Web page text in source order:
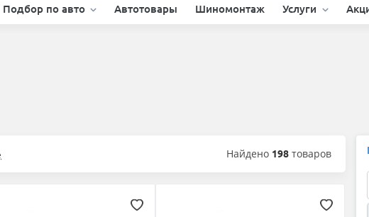
Подбор по авто Автотовары Шиномонтаж Услуги
Найдено 198 товаров